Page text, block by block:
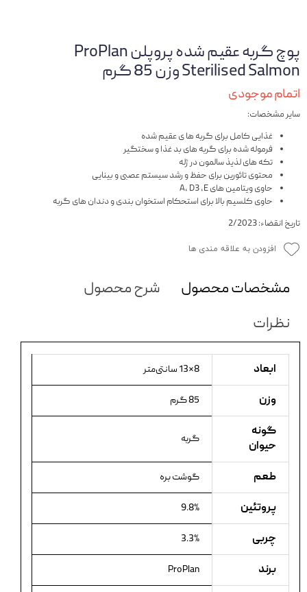
پوچ گربه عقیم شده پروپلن ProPlan
Sterilised Salmon وزن 85 گرم
اتمام موجودی
سایر مشخصات:
غذایی کامل برای گربه ها ی عقیم شده
فرموله شده برای گربه های بد غذا و سختگیر
تکه های لذیذ سالمون در ژله
محتوی تائورین برای حفظ و رشد سیستم عصبی و بینایی
حاوی ویتامین های A, D3 ,E
حاوی کلسیم بالا برای استحکام استخوان بندی و دندان های گربه
تاریخ انقضاء: 2/2023
افزودن به علاقه مندی ها
مشخصات محصول
شرح محصول
نظرات
ابعاد 8×13 سانتی‌متر
وزن 85 گرم
گونه
حیوان
گربه
طعم گوشت بره
پروتئین 9.8%
چربی 3.3%
برند ProPlan